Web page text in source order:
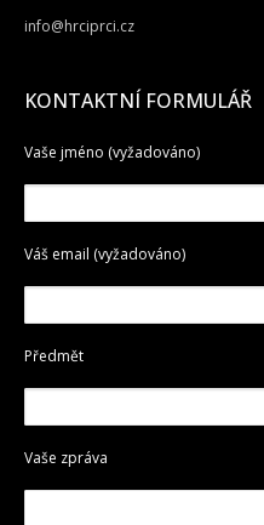
info@hrciprci.cz
KONTAKTNÍ FORMULÁŘ
Vaše jméno (vyžadováno)
Váš email (vyžadováno)
Předmět
Vaše zpráva